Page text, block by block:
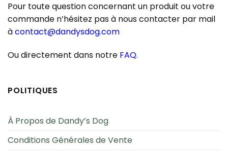
Pour toute question concernant un produit ou votre
commande n’hésitez pas à nous contacter par mail
àcontact@dandysdog.com
Ou directement dans notre FAQ.
POLITIQUES
À Propos de Dandy’s Dog
Conditions Générales de Vente